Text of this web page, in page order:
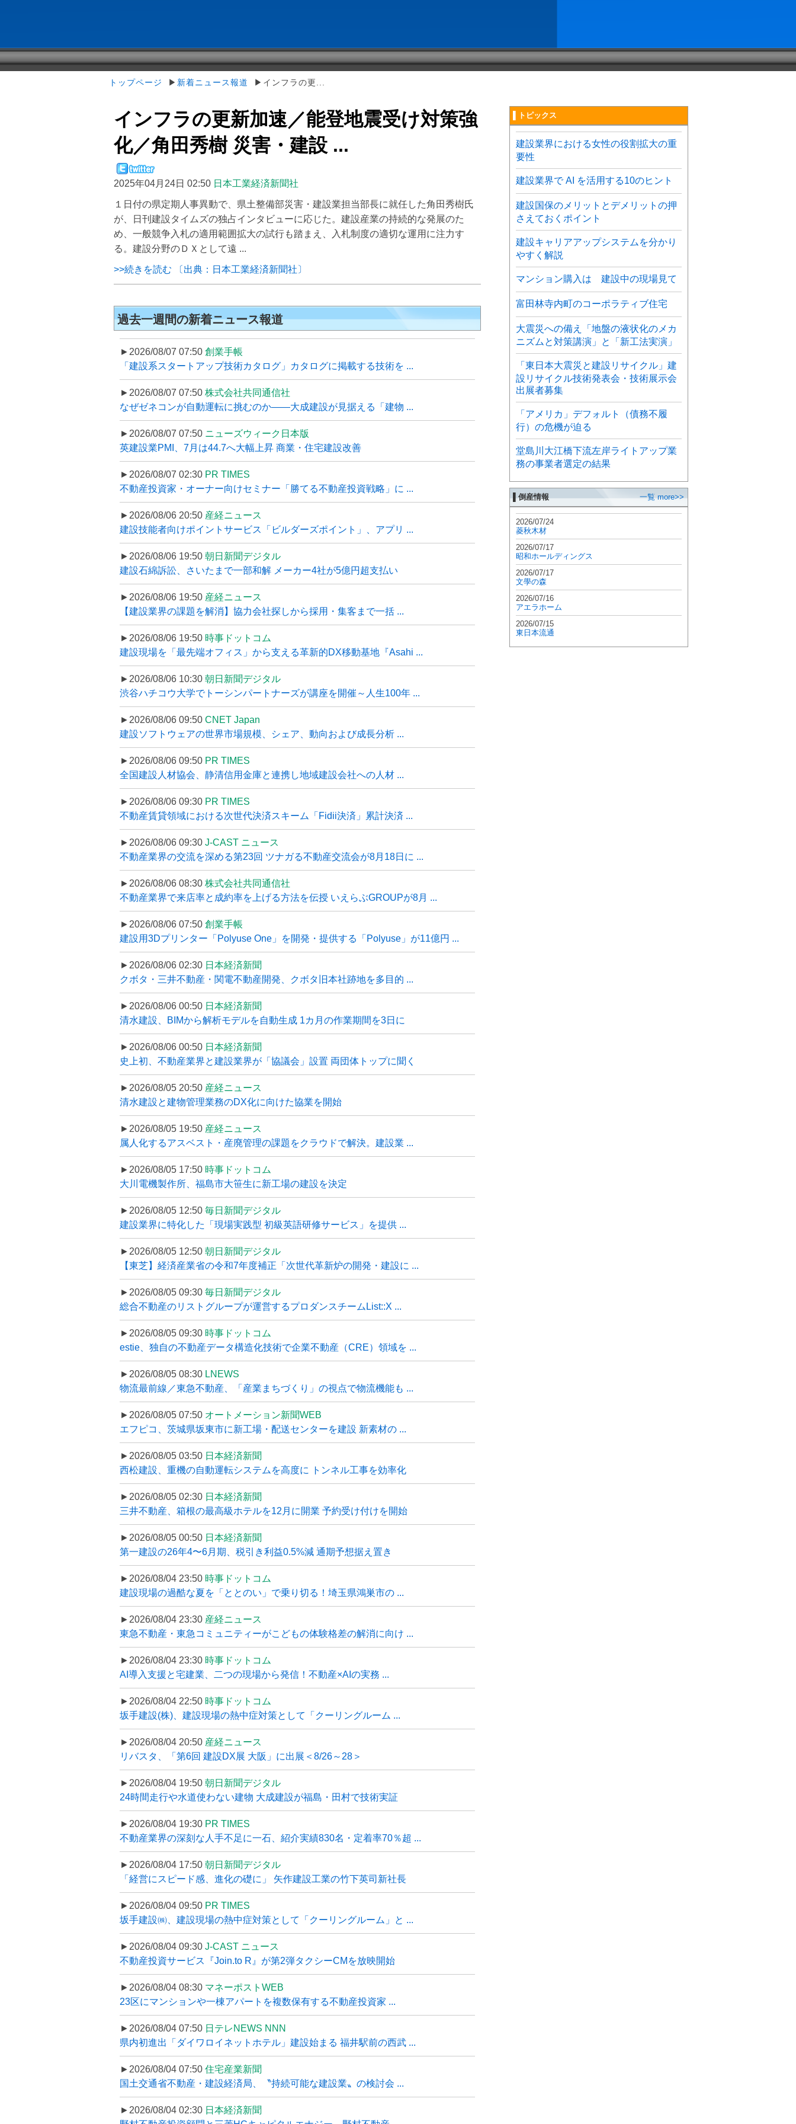
トップページ ▶ 新着ニュース報道 ▶インフラの更...
インフラの更新加速／能登地震受け対策強
化／角田秀樹 災害・建設 ...
2025年04月24日 02:50 日本工業経済新聞社
１日付の県定期人事異動で、県土整備部災害・建設業担当部長に就任した角田秀樹氏
が、日刊建設タイムズの独占インタビューに応じた。建設産業の持続的な発展のた
め、一般競争入札の適用範囲拡大の試行も踏まえ、入札制度の適切な運用に注力す
る。建設分野のＤＸとして遠 ...
>>続きを読む 〔出典：日本工業経済新聞社〕
過去一週間の新着ニュース報道
►2026/08/07 07:50 創業手帳
「建設系スタートアップ技術カタログ」カタログに掲載する技術を ...
►2026/08/07 07:50 株式会社共同通信社
なぜゼネコンが自動運転に挑むのか――大成建設が見据える「建物 ...
►2026/08/07 07:50 ニューズウィーク日本版
英建設業PMI、7月は44.7へ大幅上昇 商業・住宅建設改善
►2026/08/07 02:30 PR TIMES
不動産投資家・オーナー向けセミナー「勝てる不動産投資戦略」に ...
►2026/08/06 20:50 産経ニュース
建設技能者向けポイントサービス「ビルダーズポイント」、アプリ ...
►2026/08/06 19:50 朝日新聞デジタル
建設石綿訴訟、さいたまで一部和解 メーカー4社が5億円超支払い
►2026/08/06 19:50 産経ニュース
【建設業界の課題を解消】協力会社探しから採用・集客まで一括 ...
►2026/08/06 19:50 時事ドットコム
建設現場を「最先端オフィス」から支える革新的DX移動基地『Asahi ...
►2026/08/06 10:30 朝日新聞デジタル
渋谷ハチコウ大学でトーシンパートナーズが講座を開催～人生100年 ...
►2026/08/06 09:50 CNET Japan
建設ソフトウェアの世界市場規模、シェア、動向および成長分析 ...
►2026/08/06 09:50 PR TIMES
全国建設人材協会、静清信用金庫と連携し地域建設会社への人材 ...
►2026/08/06 09:30 PR TIMES
不動産賃貸領域における次世代決済スキーム「Fidii決済」累計決済 ...
►2026/08/06 09:30 J-CAST ニュース
不動産業界の交流を深める第23回 ツナガる不動産交流会が8月18日に ...
►2026/08/06 08:30 株式会社共同通信社
不動産業界で来店率と成約率を上げる方法を伝授 いえらぶGROUPが8月 ...
►2026/08/06 07:50 創業手帳
建設用3Dプリンター「Polyuse One」を開発・提供する「Polyuse」が11億円 ...
►2026/08/06 02:30 日本経済新聞
クボタ・三井不動産・関電不動産開発、クボタ旧本社跡地を多目的 ...
►2026/08/06 00:50 日本経済新聞
清水建設、BIMから解析モデルを自動生成 1カ月の作業期間を3日に
►2026/08/06 00:50 日本経済新聞
史上初、不動産業界と建設業界が「協議会」設置 両団体トップに聞く
►2026/08/05 20:50 産経ニュース
清水建設と建物管理業務のDX化に向けた協業を開始
►2026/08/05 19:50 産経ニュース
属人化するアスベスト・産廃管理の課題をクラウドで解決。建設業 ...
►2026/08/05 17:50 時事ドットコム
大川電機製作所、福島市大笹生に新工場の建設を決定
►2026/08/05 12:50 毎日新聞デジタル
建設業界に特化した「現場実践型 初級英語研修サービス」を提供 ...
►2026/08/05 12:50 朝日新聞デジタル
【東芝】経済産業省の令和7年度補正「次世代革新炉の開発・建設に ...
►2026/08/05 09:30 毎日新聞デジタル
総合不動産のリストグループが運営するプロダンスチームList::X ...
►2026/08/05 09:30 時事ドットコム
estie、独自の不動産データ構造化技術で企業不動産（CRE）領域を ...
►2026/08/05 08:30 LNEWS
物流最前線／東急不動産、「産業まちづくり」の視点で物流機能も ...
►2026/08/05 07:50 オートメーション新聞WEB
エフピコ、茨城県坂東市に新工場・配送センターを建設 新素材の ...
►2026/08/05 03:50 日本経済新聞
西松建設、重機の自動運転システムを高度に トンネル工事を効率化
►2026/08/05 02:30 日本経済新聞
三井不動産、箱根の最高級ホテルを12月に開業 予約受け付けを開始
►2026/08/05 00:50 日本経済新聞
第一建設の26年4〜6月期、税引き利益0.5%減 通期予想据え置き
►2026/08/04 23:50 時事ドットコム
建設現場の過酷な夏を「ととのい」で乗り切る！埼玉県鴻巣市の ...
►2026/08/04 23:30 産経ニュース
東急不動産・東急コミュニティーがこどもの体験格差の解消に向け ...
►2026/08/04 23:30 時事ドットコム
AI導入支援と宅建業、二つの現場から発信！不動産×AIの実務 ...
►2026/08/04 22:50 時事ドットコム
坂手建設(株)、建設現場の熱中症対策として「クーリングルーム ...
►2026/08/04 20:50 産経ニュース
リバスタ、「第6回 建設DX展 大阪」に出展＜8/26～28＞
►2026/08/04 19:50 朝日新聞デジタル
24時間走行や水道使わない建物 大成建設が福島・田村で技術実証
►2026/08/04 19:30 PR TIMES
不動産業界の深刻な人手不足に一石、紹介実績830名・定着率70％超 ...
►2026/08/04 17:50 朝日新聞デジタル
「経営にスピード感、進化の礎に」 矢作建設工業の竹下英司新社長
►2026/08/04 09:50 PR TIMES
坂手建設㈱、建設現場の熱中症対策として「クーリングルーム」と ...
►2026/08/04 09:30 J-CAST ニュース
不動産投資サービス『Join.to R』が第2弾タクシーCMを放映開始
►2026/08/04 08:30 マネーポストWEB
23区にマンションや一棟アパートを複数保有する不動産投資家 ...
►2026/08/04 07:50 日テレNEWS NNN
県内初進出「ダイワロイネットホテル」建設始まる 福井駅前の西武 ...
►2026/08/04 07:50 住宅産業新聞
国土交通省不動産・建設経済局、〝持続可能な建設業〟の検討会 ...
►2026/08/04 02:30 日本経済新聞
▌トピックス
建設業界における女性の役割拡大の重
要性
建設業界で AI を活用する10のヒント
建設国保のメリットとデメリットの押
さえておくポイント
建設キャリアアップシステムを分かり
やすく解説
マンション購入は 建設中の現場見て
富田林寺内町のコーポラティブ住宅
大震災への備え「地盤の液状化のメカ
ニズムと対策講演」と「新工法実演」
「東日本大震災と建設リサイクル」建
設リサイクル技術発表会・技術展示会
出展者募集
「アメリカ」デフォルト（債務不履
行）の危機が迫る
堂島川大江橋下流左岸ライトアップ業
務の事業者選定の結果
▌倒産情報 一覧 more>>
2026/07/24
菱秋木材
2026/07/17
昭和ホールディングス
2026/07/17
文學の森
2026/07/16
アエラホーム
2026/07/15
東日本流通